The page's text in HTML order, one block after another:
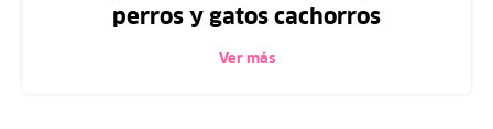
perros y gatos cachorros
Ver más